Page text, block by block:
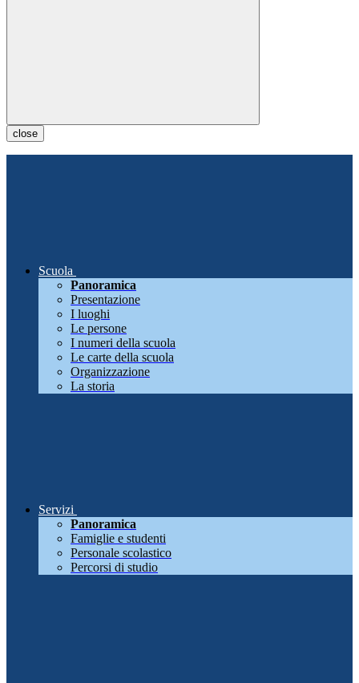
close
Scuola
Panoramica
Presentazione
I luoghi
Le persone
I numeri della scuola
Le carte della scuola
Organizzazione
La storia
Servizi
Panoramica
Famiglie e studenti
Personale scolastico
Percorsi di studio